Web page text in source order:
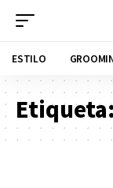
ESTILO
Etiqueta: